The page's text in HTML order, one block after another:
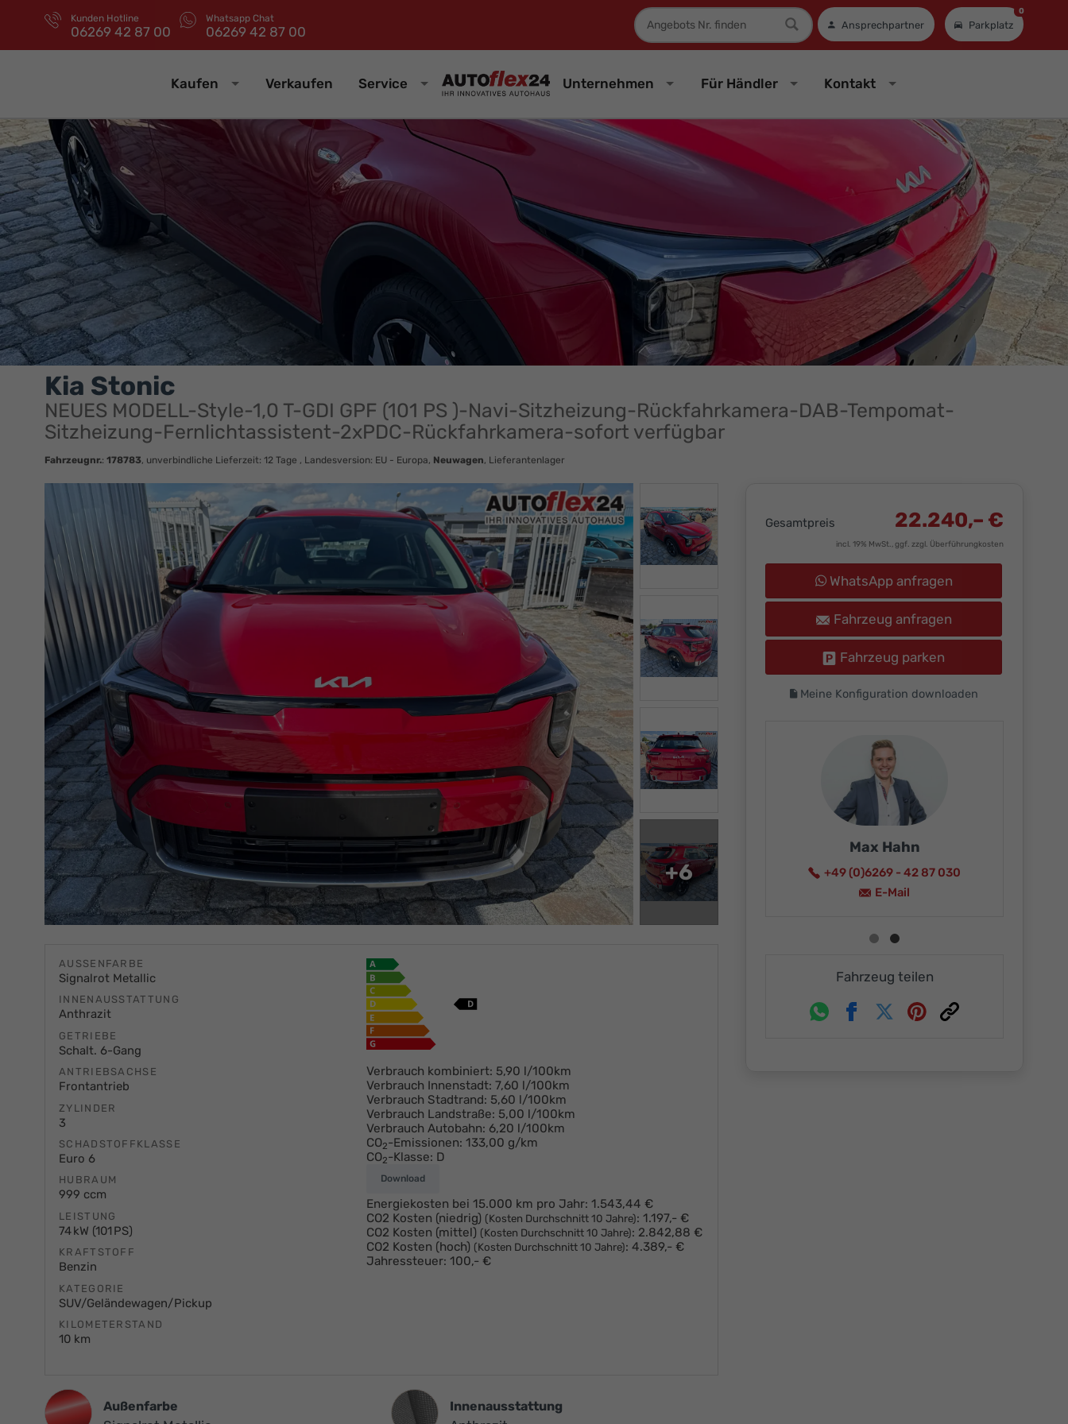
Kunden Hotline
06269 42 87 00
Whatsapp Chat
06269 42 87 00
Fahrzeugnummer
Ansprechpartner Parkplatz
0
Kaufen Verkaufen Service Unternehmen Für Händler Kontakt
Kia Stonic
NEUES MODELL-Style-1,0 T-GDI GPF (101 PS )-Navi-Sitzheizung-Rückfahrkamera-DAB-Tempomat-
Sitzheizung-Fernlichtassistent-2xPDC-Rückfahrkamera-sofort verfügbar
Fahrzeugnr.: 178783, unverbindliche Lieferzeit: 12 Tage , Landesversion: EU - Europa, Neuwagen, Lieferantenlager
Gesamtpreis 22.240,– €
incl. 19% MwSt., ggf. zzgl. Überführungkosten
WhatsApp anfragen
Fahrzeug anfragen
Fahrzeug parken
Meine Konfiguration downloaden
Ikaro Neureuther
+49 (0)6269 - 4287015
E-Mail
Max Hahn
+49 (0)6269 - 42 87 030
E-Mail
Fahrzeug teilen
WhatsappFacebookTwitterPinterest
Link
+6
AUSSENFARBE
Signalrot Metallic
INNENAUSSTATTUNG
Anthrazit
GETRIEBE
Schalt. 6-Gang
ANTRIEBSACHSE
Frontantrieb
ZYLINDER
3
SCHADSTOFFKLASSE
Euro 6
HUBRAUM
999 ccm
LEISTUNG
74 kW (101 PS)
KRAFTSTOFF
Benzin
KATEGORIE
SUV/Geländewagen/Pickup
KILOMETERSTAND
10 km
Verbrauch kombiniert: 5,90 l/100km
Verbrauch Innenstadt: 7,60 l/100km
Verbrauch Stadtrand: 5,60 l/100km
Verbrauch Landstraße: 5,00 l/100km
Verbrauch Autobahn: 6,20 l/100km
CO2-Emissionen: 133,00 g/km
CO2-Klasse: D
Download
Energiekosten bei 15.000 km pro Jahr: 1.543,44 €
CO2 Kosten (niedrig) (Kosten Durchschnitt 10 Jahre): 1.197,- €
CO2 Kosten (mittel) (Kosten Durchschnitt 10 Jahre): 2.842,88 €
CO2 Kosten (hoch) (Kosten Durchschnitt 10 Jahre): 4.389,- €
Jahressteuer: 100,- €
Außenfarbe InnenausstattungInnenausstattung